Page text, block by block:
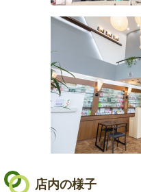
店内の様子